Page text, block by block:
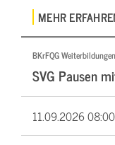
MEHR
BKrFQG
SVG Pausen
11.09.2026